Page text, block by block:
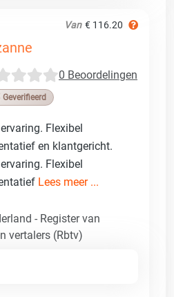
Van € 116.20
0 Beoordelingen
Geverifieerd
Flexibel
en klantgericht.
Flexibel
Lees meer ...
- Register van
vertalers (Rbtv)